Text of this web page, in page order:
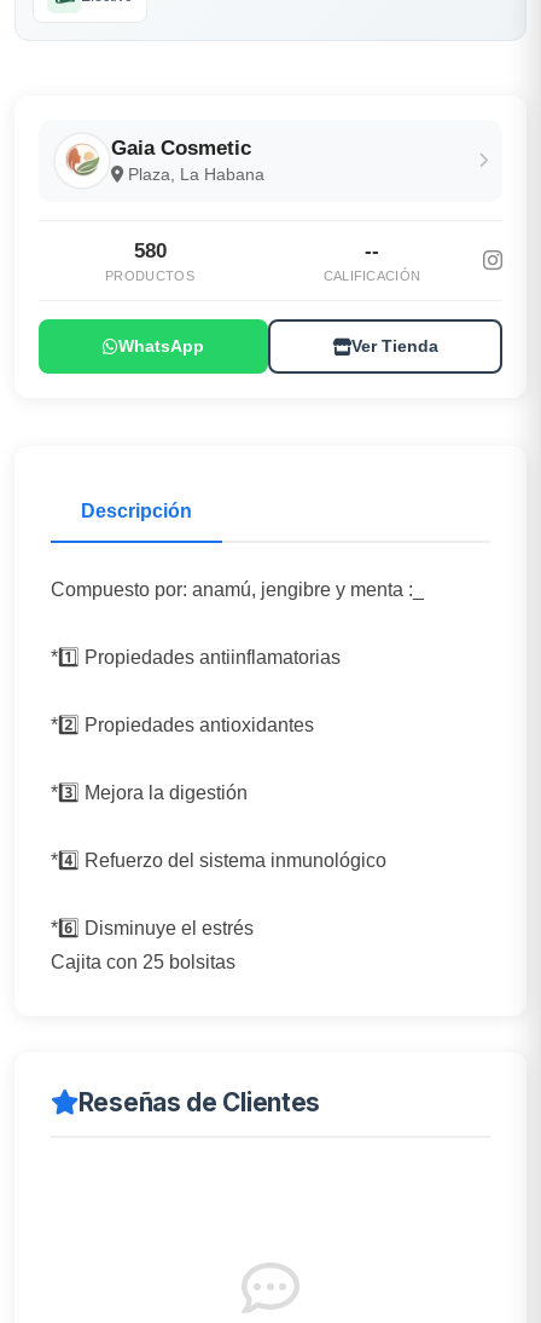
Gaia Cosmetic
Plaza, La Habana
580
PRODUCTOS
--
CALIFICACIÓN
WhatsApp Ver Tienda
Descripción
Compuesto por: anamú, jengibre y menta :_
*1️⃣ Propiedades antiinflamatorias
*2️⃣ Propiedades antioxidantes
*3️⃣ Mejora la digestión
*4️⃣ Refuerzo del sistema inmunológico
*6️⃣ Disminuye el estrés
Cajita con 25 bolsitas
Reseñas de Clientes